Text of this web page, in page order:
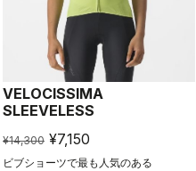
VELOCISSIMA
SLEEVELESS
¥14,300 ¥7,150
ビブショーツで最も人気のある